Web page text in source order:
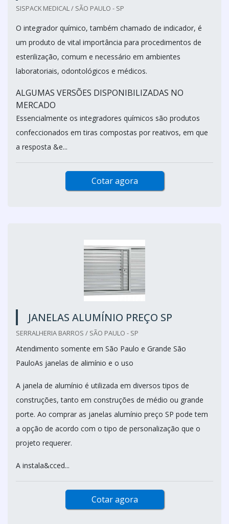
SISPACK MEDICAL / SÃO PAULO - SP
O integrador químico, também chamado de indicador, é
um produto de vital importância para procedimentos de
esterilização, comum e necessário em ambientes
laboratoriais, odontológicos e médicos.
ALGUMAS VERSÕES DISPONIBILIZADAS NO
MERCADO
Essencialmente os integradores químicos são produtos
confeccionados em tiras compostas por reativos, em que
a resposta &e...
Cotar agora
JANELAS ALUMÍNIO PREÇO SP
SERRALHERIA BARROS / SÃO PAULO - SP
Atendimento somente em São Paulo e Grande São
PauloAs janelas de alimínio e o uso
A janela de alumínio é utilizada em diversos tipos de
construções, tanto em construções de médio ou grande
porte. Ao comprar as janelas alumínio preço SP pode tem
a opção de acordo com o tipo de personalização que o
projeto requerer.
A instala&cced...
Cotar agora